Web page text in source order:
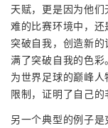
天赋，更是因为他
难的比赛环境中，
突破自我，创造新
满了突破自我的色
为世界足球的巅峰
限制，证明了自己的
另一个典型的例子